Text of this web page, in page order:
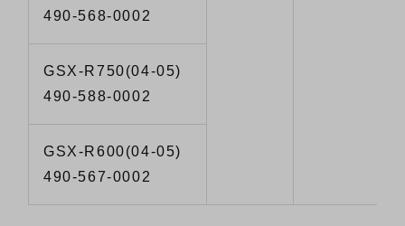
490-568-0002
GSX-R750(04-05)
490-588-0002
GSX-R600(04-05)
490-567-0002